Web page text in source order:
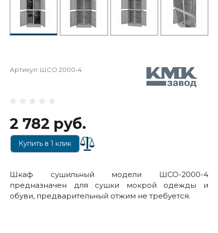
Артикул: ШСО 2000-4
2 782 руб.
Купить в 1 клик
Шкаф сушильный модели ШСО-2000-4
предназначен для сушки мокрой одежды и
обуви, предварительный отжим не требуется.